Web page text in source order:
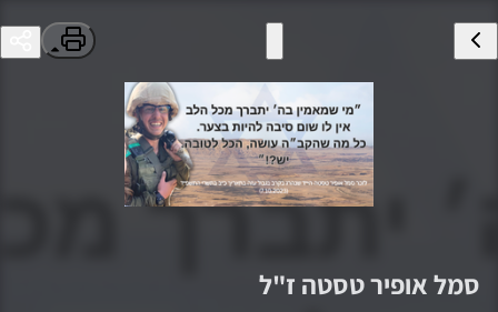
סמלאופיר טסטה ז"ל